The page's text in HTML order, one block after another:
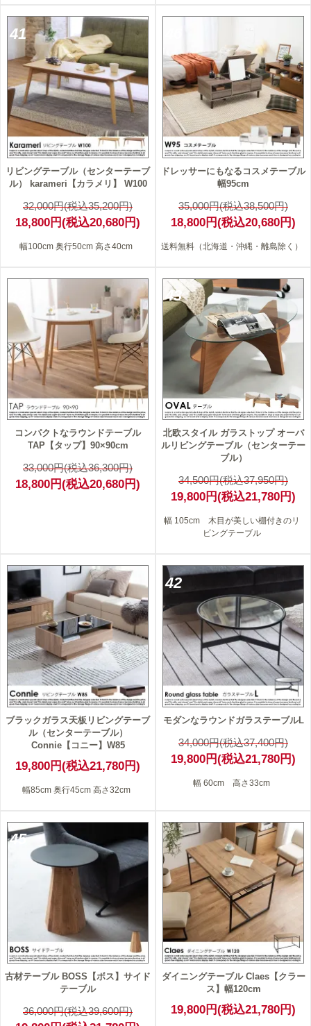
41
リビングテーブル（センターテーブ
ル） karameri【カラメリ】 W100
32,000円(税込35,200円)
18,800円(税込20,680円)
幅100cm 奥行50cm 高さ40cm
ドレッサーにもなるコスメテーブル
幅95cm
35,000円(税込38,500円)
18,800円(税込20,680円)
送料無料（北海道・沖縄・離島除く）
コンパクトなラウンドテーブル
TAP【タップ】90×90cm
33,000円(税込36,300円)
18,800円(税込20,680円)
43
北欧スタイル ガラストップ オーバ
ルリビングテーブル（センターテー
ブル）
34,500円(税込37,950円)
19,800円(税込21,780円)
幅 105cm 木目が美しい棚付きのリ
ビングテーブル
ブラックガラス天板リビングテーブ
ル（センターテーブル）
Connie【コニー】W85
19,800円(税込21,780円)
幅85cm 奥行45cm 高さ32cm
42
モダンなラウンドガラステーブルL
34,000円(税込37,400円)
19,800円(税込21,780円)
幅 60cm 高さ33cm
45
古材テーブル BOSS【ボス】サイド
テーブル
36,000円(税込39,600円)
ダイニングテーブル Claes【クラー
ス】幅120cm
19,800円(税込21,780円)